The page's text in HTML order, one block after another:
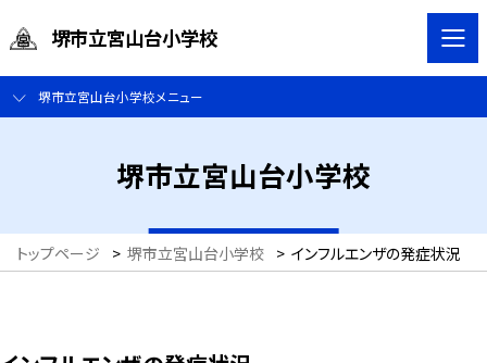
堺市立宮山台小学校
堺市立宮山台小学校メニュー
堺市立宮山台小学校
トップページ > 堺市立宮山台小学校 > インフルエンザの発症状況